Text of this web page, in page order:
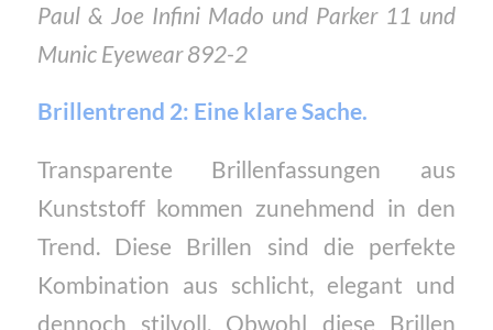
Paul & Joe Infini Mado und Parker 11 und
Munic Eyewear 892-2
Brillentrend 2: Eine klare Sache.
Transparente Brillenfassungen aus
Kunststoff kommen zunehmend in den
Trend. Diese Brillen sind die perfekte
Kombination aus schlicht, elegant und
dennoch stilvoll. Obwohl diese Brillen